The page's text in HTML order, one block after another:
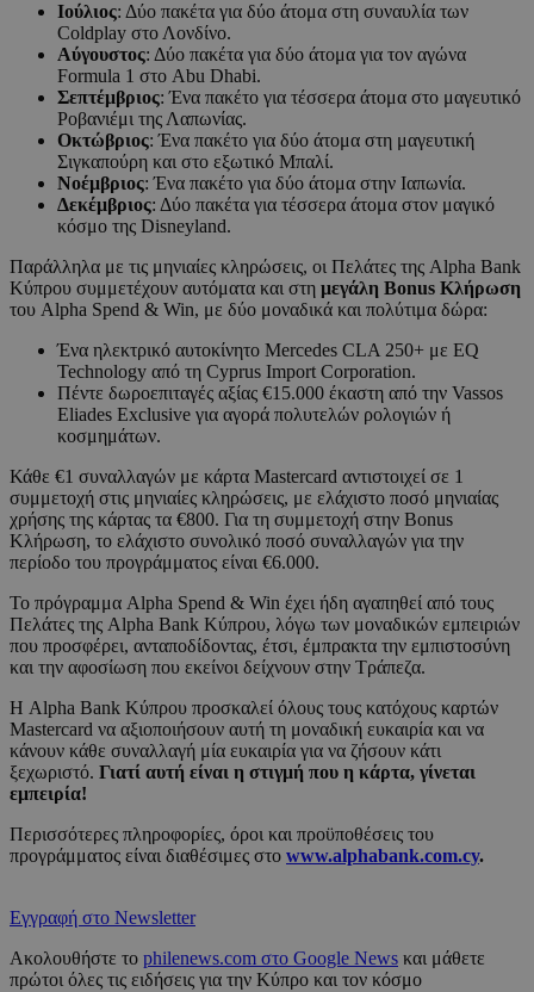
Ιούλιος: Δύο πακέτα για δύο άτομα στη συναυλία των
Coldplay στο Λονδίνο.
Αύγουστος: Δύο πακέτα για δύο άτομα για τον αγώνα
Formula 1 στο Abu Dhabi.
Σεπτέμβριος: Ένα πακέτο για τέσσερα άτομα στο μαγευτικό
Ροβανιέμι της Λαπωνίας.
Οκτώβριος: Ένα πακέτο για δύο άτομα στη μαγευτική
Σιγκαπούρη και στο εξωτικό Μπαλί.
Νοέμβριος: Ένα πακέτο για δύο άτομα στην Ιαπωνία.
Δεκέμβριος: Δύο πακέτα για τέσσερα άτομα στον μαγικό
κόσμο της Disneyland.
Παράλληλα με τις μηνιαίες κληρώσεις, οι Πελάτες της Alpha Bank
Κύπρου συμμετέχουν αυτόματα και στη μεγάλη Bonus Κλήρωση
του Alpha Spend & Win, με δύο μοναδικά και πολύτιμα δώρα:
Ένα ηλεκτρικό αυτοκίνητο Mercedes CLA 250+ με EQ
Technology από τη Cyprus Import Cοrporation.
Πέντε δωροεπιταγές αξίας €15.000 έκαστη από την Vassos
Eliades Exclusive για αγορά πολυτελών ρολογιών ή
κοσμημάτων.
Κάθε €1 συναλλαγών με κάρτα Mastercard αντιστοιχεί σε 1
συμμετοχή στις μηνιαίες κληρώσεις, με ελάχιστο ποσό μηνιαίας
χρήσης της κάρτας τα €800. Για τη συμμετοχή στην Bonus
Κλήρωση, το ελάχιστο συνολικό ποσό συναλλαγών για την
περίοδο του προγράμματος είναι €6.000.
Το πρόγραμμα Alpha Spend & Win έχει ήδη αγαπηθεί από τους
Πελάτες της Alpha Bank Κύπρου, λόγω των μοναδικών εμπειριών
που προσφέρει, ανταποδίδοντας, έτσι, έμπρακτα την εμπιστοσύνη
και την αφοσίωση που εκείνοι δείχνουν στην Τράπεζα.
Η Alpha Bank Κύπρου προσκαλεί όλους τους κατόχους καρτών
Mastercard να αξιοποιήσουν αυτή τη μοναδική ευκαιρία και να
κάνουν κάθε συναλλαγή μία ευκαιρία για να ζήσουν κάτι
ξεχωριστό. Γιατί αυτή είναι η στιγμή που η κάρτα, γίνεται
εμπειρία!
Περισσότερες πληροφορίες, όροι και προϋποθέσεις του
προγράμματος είναι διαθέσιμες στο www.alphabank.com.cy.
Εγγραφή στο Newsletter
Ακολουθήστε το philenews.com στο Google News και μάθετε
πρώτοι όλες τις ειδήσεις για την Κύπρο και τον κόσμο